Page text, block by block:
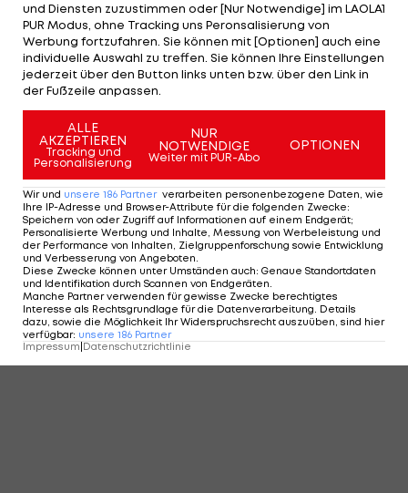
und Diensten zuzustimmen oder [Nur Notwendige] im LAOLA1
PUR Modus, ohne Tracking uns Peronsalisierung von
Werbung fortzufahren. Sie können mit [Optionen] auch eine
individuelle Auswahl zu treffen. Sie können Ihre Einstellungen
jederzeit über den Button links unten bzw. über den Link in
der Fußzeile anpassen.
ALLE
AKZEPTIEREN
Tracking und
Personalisierung
NUR
NOTWENDIGE
Weiter mit PUR-Abo
OPTIONEN
Wir und unsere 186 Partner verarbeiten personenbezogene Daten, wie
Ihre IP-Adresse und Browser-Attribute für die folgenden Zwecke:
Speichern von oder Zugriff auf Informationen auf einem Endgerät;
Personalisierte Werbung und Inhalte, Messung von Werbeleistung und
der Performance von Inhalten, Zielgruppenforschung sowie Entwicklung
und Verbesserung von Angeboten.
Diese Zwecke können unter Umständen auch: Genaue Standortdaten
und Identifikation durch Scannen von Endgeräten.
Manche Partner verwenden für gewisse Zwecke berechtigtes
Interesse als Rechtsgrundlage für die Datenverarbeitung. Details
dazu, sowie die Möglichkeit Ihr Widerspruchsrecht auszuüben, sind hier
verfügbar: unsere 186 Partner
Impressum Datenschutzrichtlinie